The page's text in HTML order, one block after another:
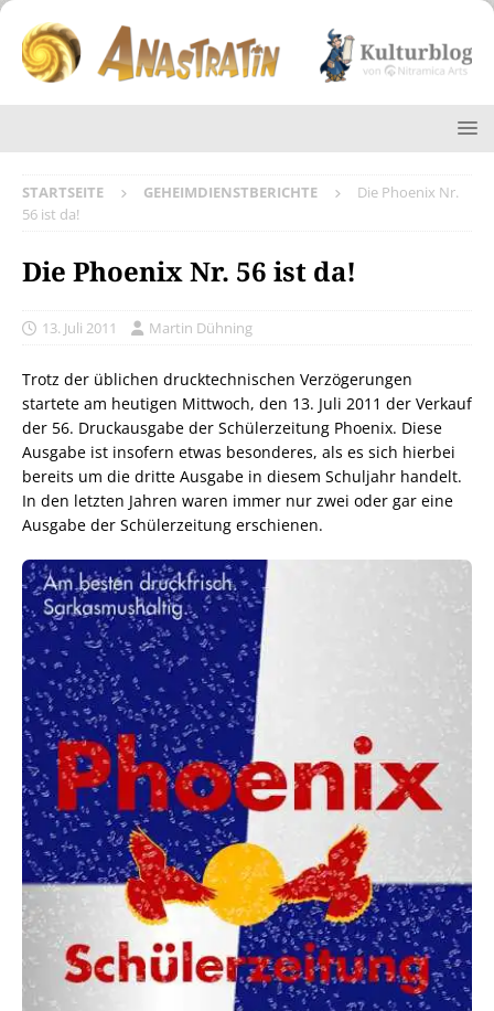
STARTSEITE GEHEIMDIENSTBERICHTE
Die Phoenix Nr.
56 ist da!
Die Phoenix Nr. 56 ist da!
13. Juli 2011 Martin Dühning
Trotz der üblichen drucktechnischen Verzögerungen
startete am heutigen Mittwoch, den 13. Juli 2011 der Verkauf
der 56. Druckausgabe der Schülerzeitung Phoenix. Diese
Ausgabe ist insofern etwas besonderes, als es sich hierbei
bereits um die dritte Ausgabe in diesem Schuljahr handelt.
In den letzten Jahren waren immer nur zwei oder gar eine
Ausgabe der Schülerzeitung erschienen.